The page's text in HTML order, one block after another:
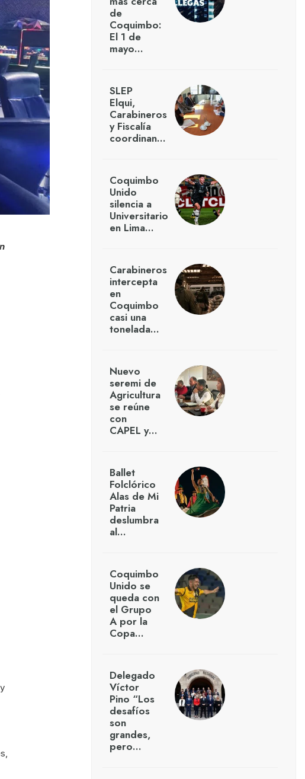
de
Coquimbo:
El 1 de
mayo…
SLEP
Elqui,
Carabineros
y Fiscalía
coordinan…
Coquimbo
Unido
silencia a
Universitario
en Lima…
Carabineros
intercepta
en
Coquimbo
casi una
tonelada…
Nuevo
seremi de
Agricultura
se reúne
con
CAPEL y…
Ballet
Folclórico
Alas de Mi
Patria
deslumbra
al…
Coquimbo
Unido se
queda con
el Grupo
A por la
Copa…
Delegado
Víctor
Pino “Los
desafíos
son
grandes,
pero…